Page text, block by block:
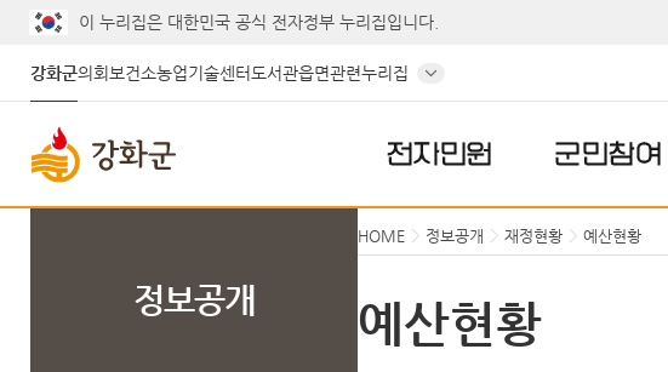
이 누리집은 대한민국 공식 전자정부 누리집입니다.
강화군의회 보건소농업기술센터 도서관읍면관련누리집
전자민원 군민참여
정보공개
HOME 정보공개 재정현황 예산현황
예산현황
게시글의 제목, 작성자, 내용으로 검색하세요.